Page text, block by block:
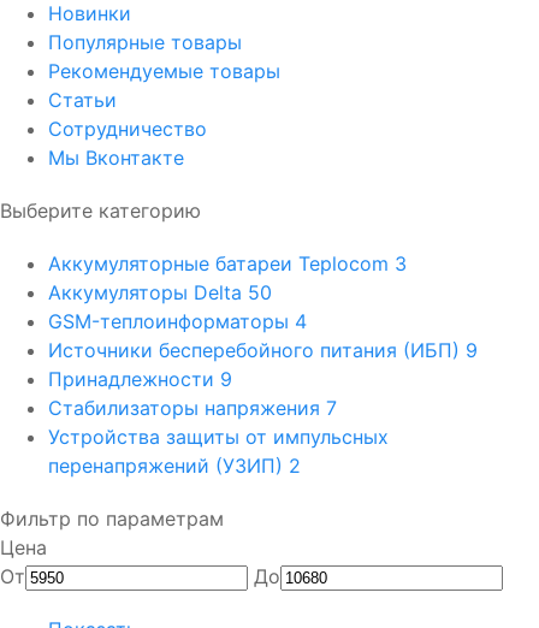
Новинки
Популярные товары
Рекомендуемые товары
Статьи
Сотрудничество
Мы Вконтакте
Выберите категорию
Аккумуляторные батареи Teplocom 3
Аккумуляторы Delta 50
GSM-теплоинформаторы 4
Источники бесперебойного питания (ИБП) 9
Принадлежности 9
Стабилизаторы напряжения 7
Устройства защиты от импульсных
перенапряжений (УЗИП) 2
Фильтр по параметрам
Цена
От
До